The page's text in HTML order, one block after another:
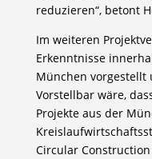
reduzieren“, betont
Im weiteren
Erkenntnisse
München
Vorstellbar wäre,
Projekte aus der
Circular